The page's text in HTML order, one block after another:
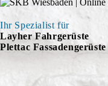
Ihr Spezialist für
Layher Fahrgerüste
Plettac Fassadengerüste